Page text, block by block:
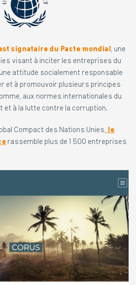
signataire du Pacte mondial , une
visant à inciter les entreprises du
attitude socialement responsable
et à promouvoir plusieurs principes
aux normes internationales du
et à la lutte contre la corruption.
Compact des Nations Unies,
le
rassemble plus de 1 500 entreprises